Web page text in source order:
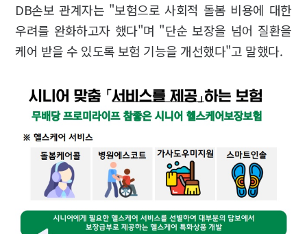
DB손보 관계자는 "보험으로 사회적 돌봄 비용에 대한
우려를 완화하고자 했다"며 "단순 보장을 넘어 질환을
케어 받을 수 있도록 보험 기능을 개선했다"고 말했다.